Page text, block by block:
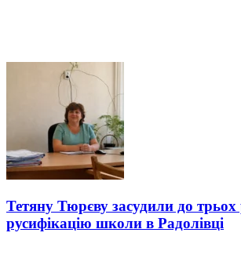
Тетяну Тюрєву засудили до трьох
русифікацію школи в Радолівці